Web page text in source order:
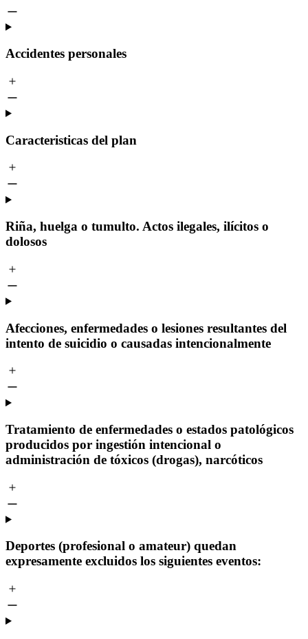
Accidentes personales
Caracteristicas del plan
Riña, huelga o tumulto. Actos ilegales, ilícitos o
dolosos
Afecciones, enfermedades o lesiones resultantes del
intento de suicidio o causadas intencionalmente
Tratamiento de enfermedades o estados patológicos
producidos por ingestión intencional o
administración de tóxicos (drogas), narcóticos
Deportes (profesional o amateur) quedan
expresamente excluidos los siguientes eventos: